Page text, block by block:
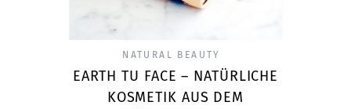
NATURAL BEAUTY
EARTH TU FACE – NATÜRLICHE
KOSMETIK AUS DEM